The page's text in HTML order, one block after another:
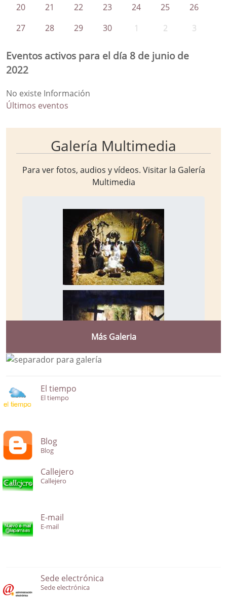
20 21 22 23 24 25
26
27
28 29 30 1 2 3
Eventos activos para el día 8 de junio de
2022
No existe Información
Últimos eventos
Galería Multimedia
Para ver fotos, audios y vídeos. Visitar la Galería
Multimedia
Más Galeria
El tiempo
El tiempo
Blog
Blog
Callejero
Callejero
E-mail
E-mail
Sede electrónica
Sede electrónica